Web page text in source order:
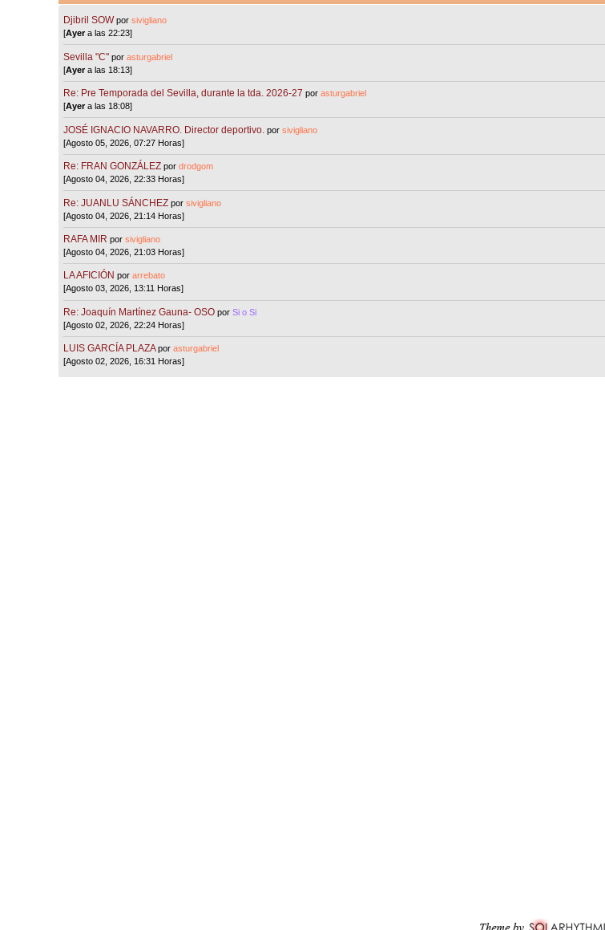
Djibril SOW porsivigliano
[Ayera las 22:23]
Sevilla "C"porasturgabriel
[Ayera las 18:13]
Re: Pre Temporada del Sevilla, durante la tda. 2026-27 porasturgabriel
[Ayera las 18:08]
JOSÉ IGNACIO NAVARRO. Director deportivo. porsivigliano
[Agosto 05, 2026, 07:27 Horas]
Re: FRAN GONZÁLEZ pordrodgom
[Agosto 04, 2026, 22:33 Horas]
Re: JUANLU SÁNCHEZ porsivigliano
[Agosto 04, 2026, 21:14 Horas]
RAFA MIR porsivigliano
[Agosto 04, 2026, 21:03 Horas]
LA AFICIÓN porarrebato
[Agosto 03, 2026, 13:11 Horas]
Re: Joaquín Martínez Gauna- OSO porSi o Si
[Agosto 02, 2026, 22:24 Horas]
LUIS GARCÍA PLAZA porasturgabriel
[Agosto 02, 2026, 16:31 Horas]